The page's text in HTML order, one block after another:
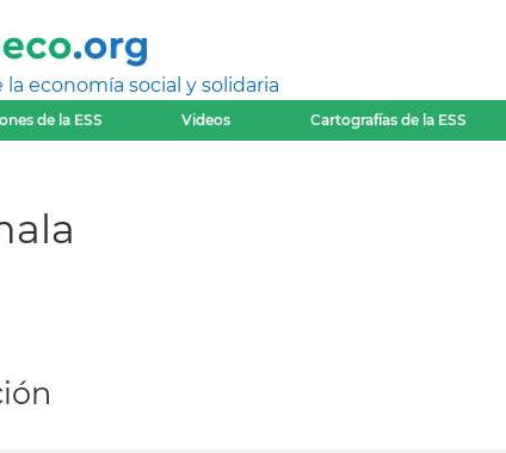
economía social y solidaria
de la ESS Videos Cartografías de la ESS